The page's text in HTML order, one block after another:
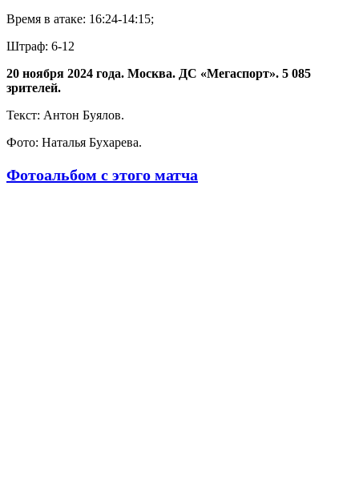
Время в атаке: 16:24-14:15;
Штраф: 6-12
20 ноября 2024 года. Москва. ДС «Мегаспорт». 5 085
зрителей.
Текст: Антон Буялов.
Фото: Наталья Бухарева.
Фотоальбом с этого матча